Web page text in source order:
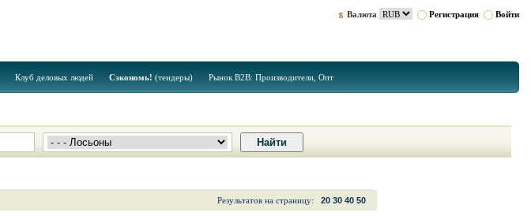
Валюта Регистрация Войти
Клуб деловых людей Сэкономь! (тендеры) Рынок B2B: Производители, Опт
Результатов на страницу: 20 30 40 50